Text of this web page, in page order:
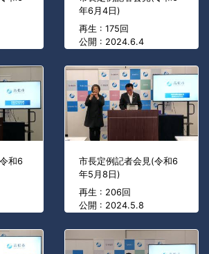
年6月4日)
再生 : 175回
公開 : 2024.6.4
和6
市長定例記者会見(令和6
年5月8日)
再生 : 206回
公開 : 2024.5.8